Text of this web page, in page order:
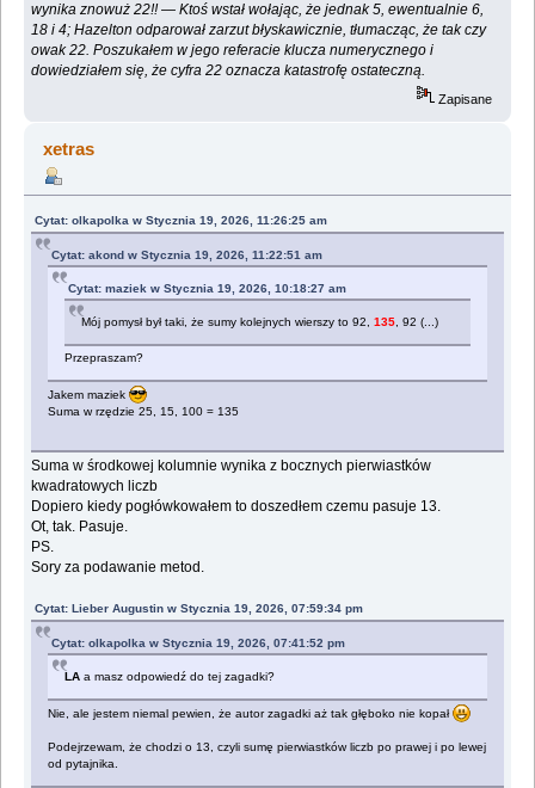
wynika znowuż 22!! — Ktoś wstał wołając, że jednak 5, ewentualnie 6,
18 i 4; Hazelton odparował zarzut błyskawicznie, tłumacząc, że tak czy
owak 22. Poszukałem w jego referacie klucza numerycznego i
dowiedziałem się, że cyfra 22 oznacza katastrofę ostateczną.
Zapisane
xetras
Cytat: olkapolka w Stycznia 19, 2026, 11:26:25 am
Cytat: akond w Stycznia 19, 2026, 11:22:51 am
Cytat: maziek w Stycznia 19, 2026, 10:18:27 am
Mój pomysł był taki, że sumy kolejnych wierszy to 92,135, 92 (...)
Przepraszam?
Jakem maziek
Suma w rzędzie 25, 15, 100 = 135
Suma w środkowej kolumnie wynika z bocznych pierwiastków
kwadratowych liczb
Dopiero kiedy pogłówkowałem to doszedłem czemu pasuje 13.
Ot, tak. Pasuje.
PS.
Sory za podawanie metod.
Cytat: Lieber Augustin w Stycznia 19, 2026, 07:59:34 pm
Cytat: olkapolka w Stycznia 19, 2026, 07:41:52 pm
LAa masz odpowiedź do tej zagadki?
Nie, ale jestem niemal pewien, że autor zagadki aż tak głęboko nie kopał
Podejrzewam, że chodzi o 13, czyli sumę pierwiastków liczb po prawej i po lewej
od pytajnika.